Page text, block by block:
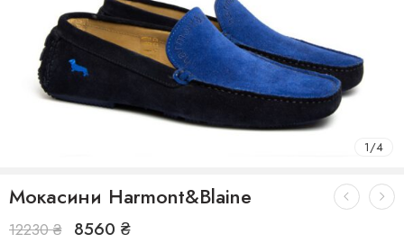
1/4
Мокасини Harmont&Blaine
12230₴ 8560 ₴